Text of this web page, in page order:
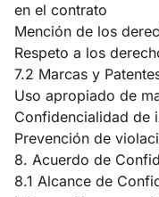
en el contrato
Mención de los
Respeto a los
7.2 Marcas y
Uso apropiado de
Confidencialidad de
Prevención de
8. Acuerdo de
8.1 Alcance de